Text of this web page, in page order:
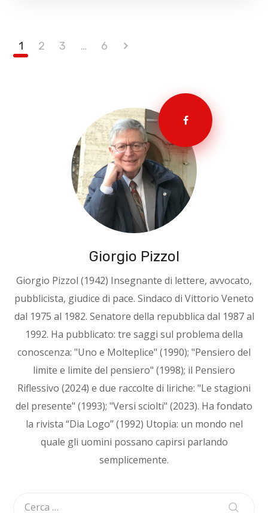
1 2 3 … 6
Giorgio Pizzol
Giorgio Pizzol (1942) Insegnante di lettere, avvocato,
pubblicista, giudice di pace. Sindaco di Vittorio Veneto
dal 1975 al 1982. Senatore della repubblica dal 1987 al
1992. Ha pubblicato: tre saggi sul problema della
conoscenza: "Uno e Molteplice" (1990); "Pensiero del
limite e limite del pensiero" (1998); il Pensiero
Riflessivo (2024) e due raccolte di liriche: "Le stagioni
del presente" (1993); "Versi sciolti" (2023). Ha fondato
la rivista “Dia Logo” (1992) Utopia: un mondo nel
quale gli uomini possano capirsi parlando
semplicemente.